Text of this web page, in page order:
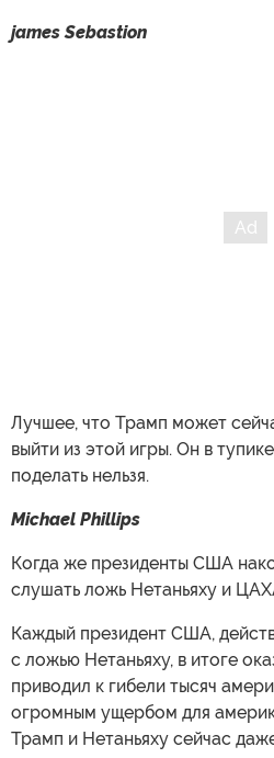
james Sebastion
Лучшее, что Трамп может
выйти из этой игры. Он в
поделать нельзя.
Michael Phillips
Когда же президенты США
слушать ложь Нетаньяху и
Каждый президент США,
с ложью Нетаньяху, в итоге
приводил к гибели тысяч
огромным ущербом для
Трамп и Нетаньяху сейчас